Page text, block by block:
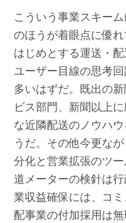
こういう事業スキー
のほうが着眼点に優
はじめとする運送・
ユーザー目線の思考
多いはずだ。既出の
ビス部門、新聞以上
な近隣配送のノウハ
うだ。その他今更な
分化と営業拡張のツ
道メーターの検針は
業収益確保には、コ
配事業の付加採用は